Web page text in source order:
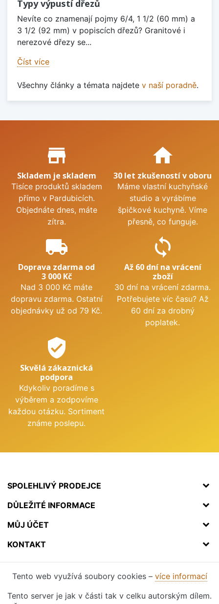
Typy výpustí dřezů
Nevíte co znamenají pojmy 6/4, 1 1/2 (60 mm) a
3 1/2 (92 mm) v popiscích dřezů? Granitové i
nerezové dřezy se...
Číst více
Všechny články a témata najdete v naší poradně.
Proč nakupovat u nás?
store_mall_directory
Skladem je skladem
Tisíce produktů skladem
přímo v Pardubicích.
Objednáte dnes, máte
zítra.
home
30 let zkušeností v oboru
Máme vlastní kuchyňské
studio a vyrábíme
špičkové kuchyně. Víme
přesně, co funguje.
local_shipping
Doprava zdarma od
3 000 Kč
Nad 3 000 Kč máte
dopravu zdarma. Ostatní
objednávky už od 79 Kč.
sync
Až 60 dní na vrácení
zboží
30 dní na vrácení zdarma.
Potřebujete víc času? Až
60 dní za drobný
poplatek.
verified_user
Skvělá zákaznická
podpora
Kdykoliv poradíme s
výběrem a zodpovíme
každou otázku. Sortiment
známe poslepu.
SPOLEHLIVÝ PRODEJCE
DŮLEŽITÉ INFORMACE
MŮJ ÚČET
KONTAKT
Tento web využívá soubory cookies – více informací
Tento server je jak v části tak v celku autorským dílem.